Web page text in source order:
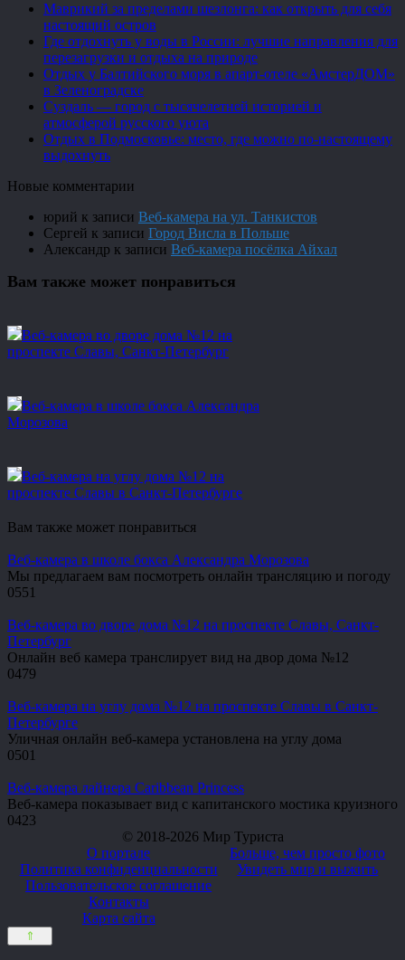
Маврикий за пределами шезлонга: как открыть для себя
настоящий остров
Где отдохнуть у воды в России: лучшие направления для
перезагрузки и отдыха на природе
Отдых у Балтийского моря в апарт-отеле «АмстерДОМ»
в Зеленоградске
Суздаль — город с тысячелетней историей и
атмосферой русского уюта
Отдых в Подмосковье: место, где можно по-настоящему
выдохнуть
Новые комментарии
юрий к записи Веб-камера на ул. Танкистов
Сергей к записи Город Висла в Польше
Александр к записи Веб-камера посёлка Айхал
Вам также может понравиться
Веб-камера во дворе дома №12 на
проспекте Славы, Санкт-Петербург
Веб-камера в школе бокса Александра
Морозова
Веб-камера на углу дома №12 на
проспекте Славы в Санкт-Петербурге
Вам также может понравиться
Веб-камера в школе бокса Александра Морозова
Мы предлагаем вам посмотреть онлайн трансляцию и погоду
0551
Веб-камера во дворе дома №12 на проспекте Славы, Санкт-
Петербург
Онлайн веб камера транслирует вид на двор дома №12
0479
Веб-камера на углу дома №12 на проспекте Славы в Санкт-
Петербурге
Уличная онлайн веб-камера установлена на углу дома
0501
Веб-камера лайнера Caribbean Princess
Веб-камера показывает вид с капитанского мостика круизного
0423
© 2018-2026 Мир Туриста
О портале
Политика конфиденциальности
Пользовательское соглашение
Контакты
Карта сайта
Больше, чем просто фото
Увидеть мир и выжить